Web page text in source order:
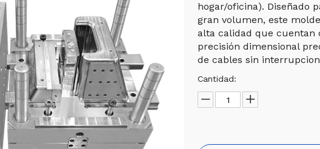
hogar/oficina). Diseñado
gran volumen, este
alta calidad que cuentan
precisión dimensional
de cables sin
Cantidad: